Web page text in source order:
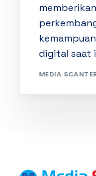
digital saat
MEDIA